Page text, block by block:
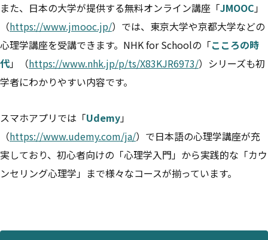
また、日本の大学が提供する無料オンライン講座「JMOOC」
（https://www.jmooc.jp/）では、東京大学や京都大学などの
心理学講座を受講できます。NHK for Schoolの「こころの時
代」（https://www.nhk.jp/p/ts/X83KJR6973/）シリーズも初
学者にわかりやすい内容です。
スマホアプリでは「Udemy」
（https://www.udemy.com/ja/）で日本語の心理学講座が充
実しており、初心者向けの「心理学入門」から実践的な「カウ
ンセリング心理学」まで様々なコースが揃っています。